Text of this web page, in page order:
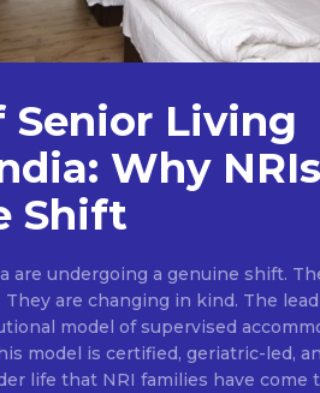
Senior Living
Why
Shift
are undergoing a genuine shift.
are changing in kind. The
model of supervised
model is certified, geriatric-led,
life that NRI families have come